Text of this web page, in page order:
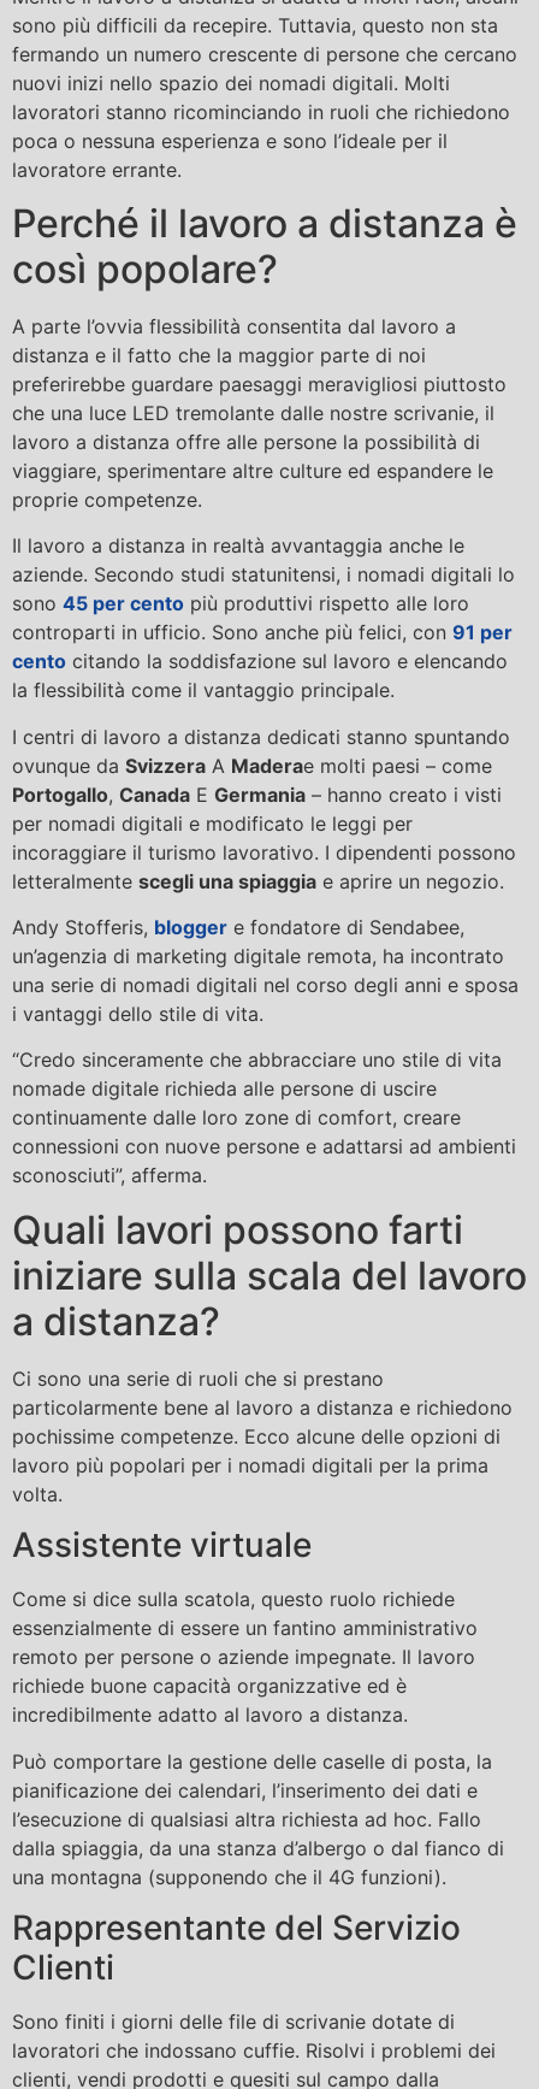
sono più difficili da recepire. Tuttavia, questo non sta
fermando un numero crescente di persone che cercano
nuovi inizi nello spazio dei nomadi digitali. Molti
lavoratori stanno ricominciando in ruoli che richiedono
poca o nessuna esperienza e sono l’ideale per il
lavoratore errante.
Perché il lavoro a distanza è
così popolare?
A parte l’ovvia flessibilità consentita dal lavoro a
distanza e il fatto che la maggior parte di noi
preferirebbe guardare paesaggi meravigliosi piuttosto
che una luce LED tremolante dalle nostre scrivanie, il
lavoro a distanza offre alle persone la possibilità di
viaggiare, sperimentare altre culture ed espandere le
proprie competenze.
Il lavoro a distanza in realtà avvantaggia anche le
aziende. Secondo studi statunitensi, i nomadi digitali lo
sono 45 per cento più produttivi rispetto alle loro
controparti in ufficio. Sono anche più felici, con 91 per
cento citando la soddisfazione sul lavoro e elencando
la flessibilità come il vantaggio principale.
I centri di lavoro a distanza dedicati stanno spuntando
ovunque da Svizzera A Maderae molti paesi – come
Portogallo, Canada E Germania – hanno creato i visti
per nomadi digitali e modificato le leggi per
incoraggiare il turismo lavorativo. I dipendenti possono
letteralmente scegli una spiaggia e aprire un negozio.
Andy Stofferis, blogger e fondatore di Sendabee,
un’agenzia di marketing digitale remota, ha incontrato
una serie di nomadi digitali nel corso degli anni e sposa
i vantaggi dello stile di vita.
“Credo sinceramente che abbracciare uno stile di vita
nomade digitale richieda alle persone di uscire
continuamente dalle loro zone di comfort, creare
connessioni con nuove persone e adattarsi ad ambienti
sconosciuti”, afferma.
Quali lavori possono farti
iniziare sulla scala del lavoro
a distanza?
Ci sono una serie di ruoli che si prestano
particolarmente bene al lavoro a distanza e richiedono
pochissime competenze. Ecco alcune delle opzioni di
lavoro più popolari per i nomadi digitali per la prima
volta.
Assistente virtuale
Come si dice sulla scatola, questo ruolo richiede
essenzialmente di essere un fantino amministrativo
remoto per persone o aziende impegnate. Il lavoro
richiede buone capacità organizzative ed è
incredibilmente adatto al lavoro a distanza.
Può comportare la gestione delle caselle di posta, la
pianificazione dei calendari, l’inserimento dei dati e
l’esecuzione di qualsiasi altra richiesta ad hoc. Fallo
dalla spiaggia, da una stanza d’albergo o dal fianco di
una montagna (supponendo che il 4G funzioni).
Rappresentante del Servizio
Clienti
Sono finiti i giorni delle file di scrivanie dotate di
lavoratori che indossano cuffie. Risolvi i problemi dei
clienti, vendi prodotti e quesiti sul campo dalla